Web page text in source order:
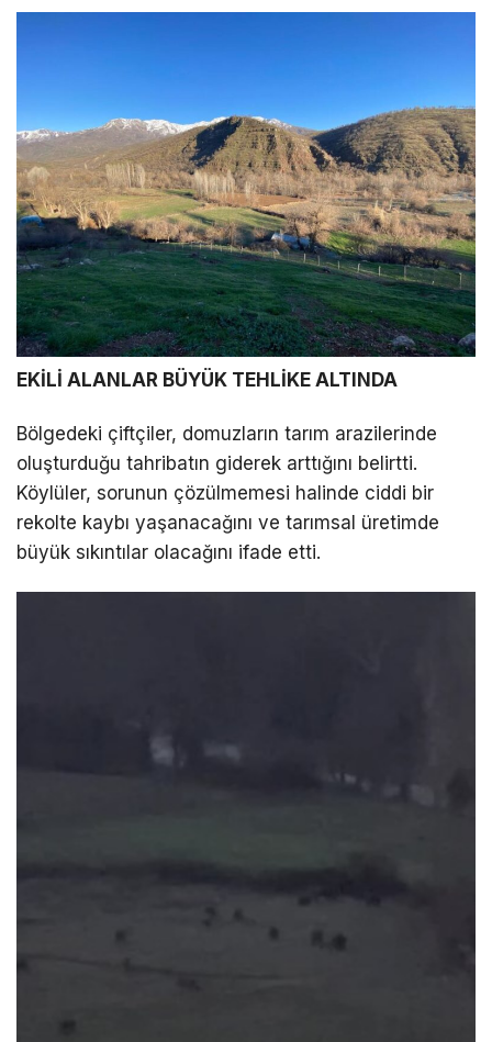
EKİLİ ALANLAR BÜYÜK TEHLİKE ALTINDA
Bölgedeki çiftçiler, domuzların tarım arazilerinde
oluşturduğu tahribatın giderek arttığını belirtti.
Köylüler, sorunun çözülmemesi halinde ciddi bir
rekolte kaybı yaşanacağını ve tarımsal üretimde
büyük sıkıntılar olacağını ifade etti.